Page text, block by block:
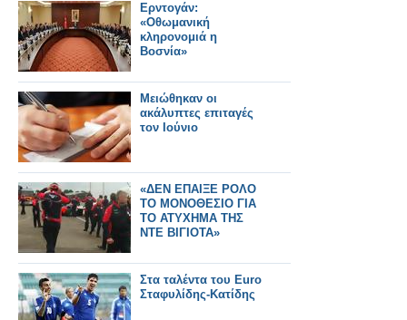
Ερντογάν:
«Οθωμανική
κληρονομιά η
Βοσνία»
Μειώθηκαν οι
ακάλυπτες επιταγές
τον Ιούνιο
«ΔΕΝ ΕΠΑΙΞΕ ΡΟΛΟ
ΤΟ ΜΟΝΟΘΕΣΙΟ ΓΙΑ
ΤΟ ΑΤΥΧΗΜΑ ΤΗΣ
ΝΤΕ ΒΙΓΙΟΤΑ»
Στα ταλέντα του Euro
Σταφυλίδης-Κατίδης